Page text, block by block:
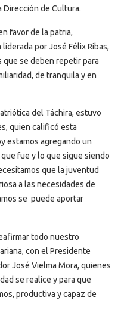
de Cultura.
favor de la patria,
por José Félix Ribas,
que se deben repetir para
de tranquila y en
del Táchira, estuvo
quien calificó esta
estamos agregando un
fue y lo que sigue siendo
que la juventud
a las necesidades de
se puede aportar
todo nuestro
con el Presidente
José Vielma Mora, quienes
se realice y para que
productiva y capaz de